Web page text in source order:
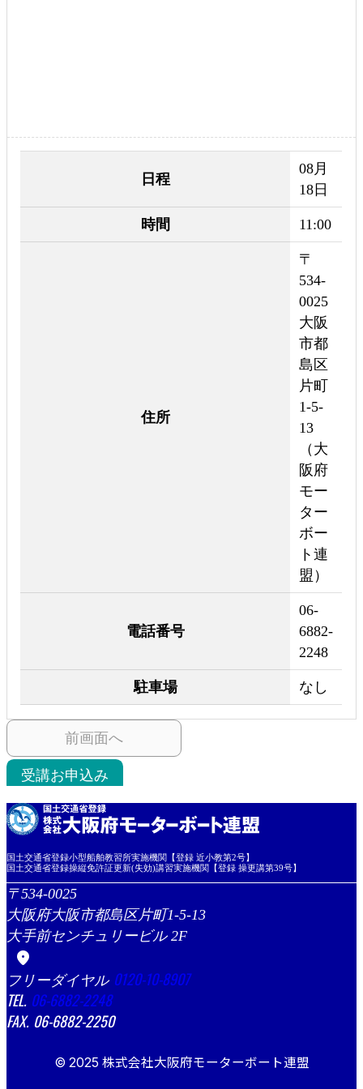
日程
08月
18日
時間 11:00
住所
〒
534-
0025
大阪
市都
島区
片町
1-5-
13
（大
阪府
モー
ター
ボー
ト連
盟）
電話番号
06-
6882-
2248
駐車場 なし
前画面へ
受講お申込み
国土交通省登録小型船舶教習所実施機関【登録 近小教第2号】
国土交通省登録操縦免許証更新(失効)講習実施機関【登録 操更講第39号】
534-0025
大阪府大阪市都島区片町1-5-13
大手前センチュリービル 2F
location_on
0120-10-8907
06-6882-2248
06-6882-2250
© 2025 株式会社大阪府モーターボート連盟